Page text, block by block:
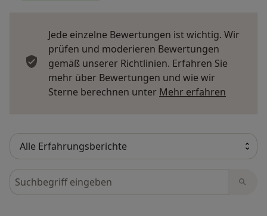
Jede einzelne Bewertungen ist wichtig. Wir
prüfen und moderieren Bewertungen
gemäß unserer Richtlinien. Erfahren Sie
mehr über Bewertungen und wie wir
Sterne berechnen unter Mehr erfahren
Bewertungen durchsuchen